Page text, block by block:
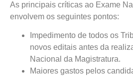
As principais críticas ao Exame
envolvem os seguintes pontos:
Impedimento de todos os
novos editais antes da
Nacional da Magistratura.
Maiores gastos pelos